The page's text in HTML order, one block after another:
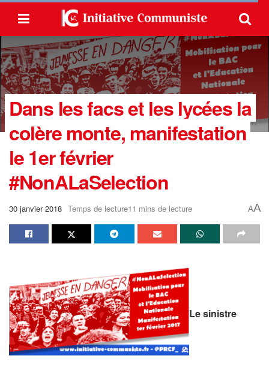
Dans les facs et les lycées la
colère monte, manifestation
le 1er février
#NonALaSelection
30 janvier 2018 Temps de lecture11 mins de lecture AA
Le sinistre